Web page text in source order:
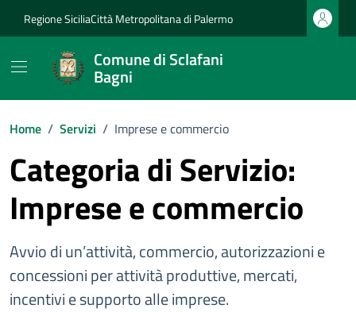
Regione SiciliaCittà Metropolitana di Palermo
Comune di Sclafani
Bagni
Home / Servizi / Imprese e commercio
Categoria di Servizio:
Imprese e commercio
Avvio di un’attività, commercio, autorizzazioni e
concessioni per attività produttive, mercati,
incentivi e supporto alle imprese.